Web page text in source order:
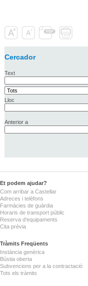
Cercador
Text
Lloc
Anterior a
Et podem ajudar?
Com arribar a Castellar
Adreces i telèfons
Farmàcies de guàrdia
Horaris de transport públic
Reserva d'equipaments
Cita prèvia
Tràmits Freqüents
Instància genèrica
Bústia oberta
Subvencions per a la contractació
Tots els tràmits